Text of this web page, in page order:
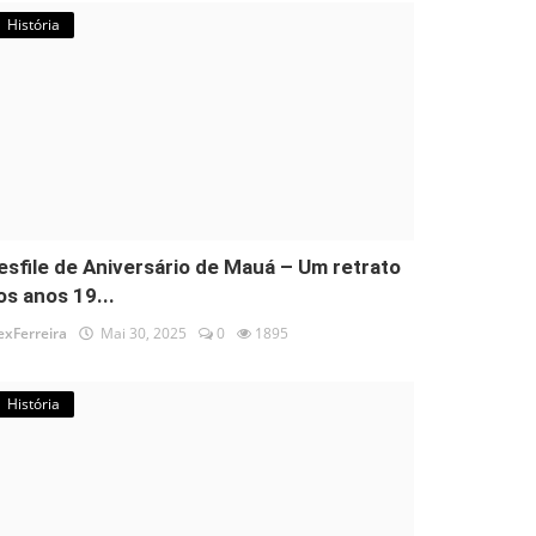
História
de Aniversário de Mauá – Um retrato
anos 19...
Mai 30, 2025 0 1895
História